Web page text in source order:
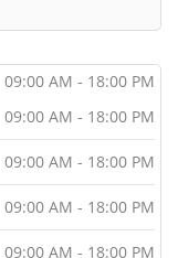
09:00 AM - 18:00 PM
09:00 AM - 18:00 PM
09:00 AM - 18:00 PM
09:00 AM - 18:00 PM
09:00 AM - 18:00 PM